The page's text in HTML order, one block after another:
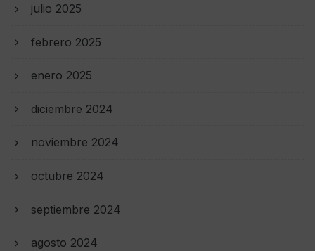
julio 2025
febrero 2025
enero 2025
diciembre 2024
noviembre 2024
octubre 2024
septiembre 2024
agosto 2024